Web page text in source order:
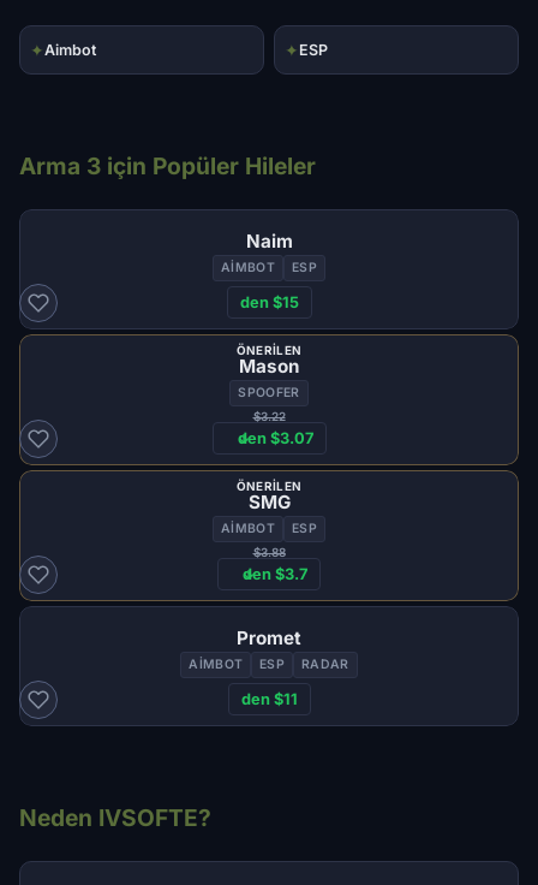
✦Aimbot ✦ ESP
Arma 3 için Popüler Hileler
Naim
AIMBOT ESP
den $15
ÖNERILEN
Mason
SPOOFER
$3.22
den $3.07
ÖNERILEN
SMG
AIMBOT ESP
$3.88
den $3.7
Promet
AIMBOT ESP RADAR
den $11
Neden IVSOFTE?